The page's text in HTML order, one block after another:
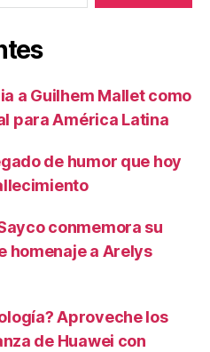
a Guilhem Mallet como
para América Latina
de humor que hoy
conmemora su
homenaje a Arelys
Aproveche los
de Huawei con